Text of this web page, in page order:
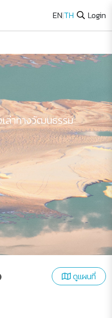
EN|TH Login
ล่าทางวัฒนธรรม
ง สถาปัตย์วิถี |ดูแผนที่